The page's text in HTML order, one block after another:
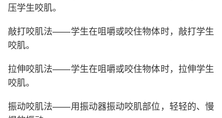
压学生咬肌。
敲打咬肌法——学生在咀嚼或咬住物体时，敲打学生
咬肌。
拉伸咬肌法——学生在咀嚼或咬住物体时，拉伸学生
咬肌。
振动咬肌法——用振动器振动咬肌部位，轻轻的、慢